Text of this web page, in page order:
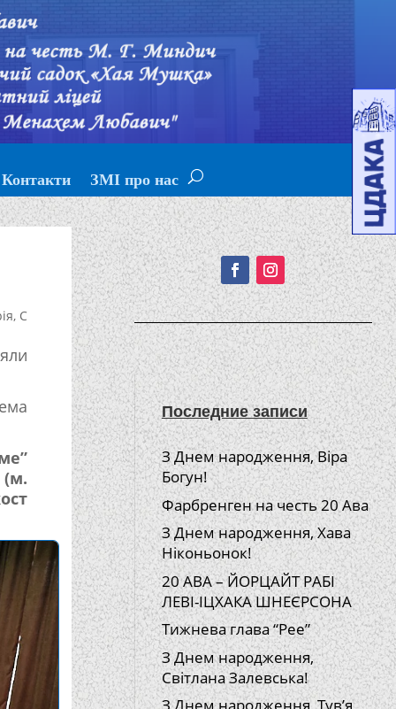
Контакти ЗМІ про нас
, С
(м.
Подписывайтесь!
Последние записи
З Днем народження, Віра
Богун!
Фарбренген на честь 20 Ава
З Днем народження, Хава
Ніконьонок!
20 АВА – ЙОРЦАЙТ РАБІ
ЛЕВІ-ІЦХАКА ШНЕЄРСОНА
Тижнева глава “Рее”
З Днем народження,
Світлана Залевська!